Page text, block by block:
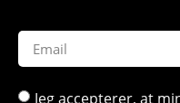
Jeg accepterer, at